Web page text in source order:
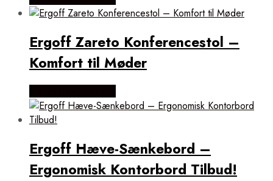
Ergoff Zareto Konferencestol –
Komfort til Møder
Ergoff Hæve-Sænkebord –
Ergonomisk Kontorbord Tilbud!